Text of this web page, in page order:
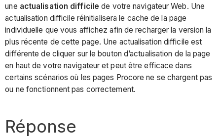
une actualisation difficile de votre navigateur Web. Une
actualisation difficile réinitialisera le cache de la page
individuelle que vous affichez afin de recharger la version la
plus récente de cette page. Une actualisation difficile est
différente de cliquer sur le bouton d’actualisation de la page
en haut de votre navigateur et peut être efficace dans
certains scénarios où les pages Procore ne se chargent pas
ou ne fonctionnent pas correctement.
Réponse